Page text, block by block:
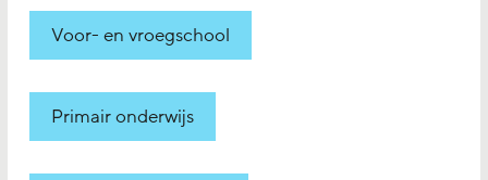
Voor- en vroegschool
Primair onderwijs